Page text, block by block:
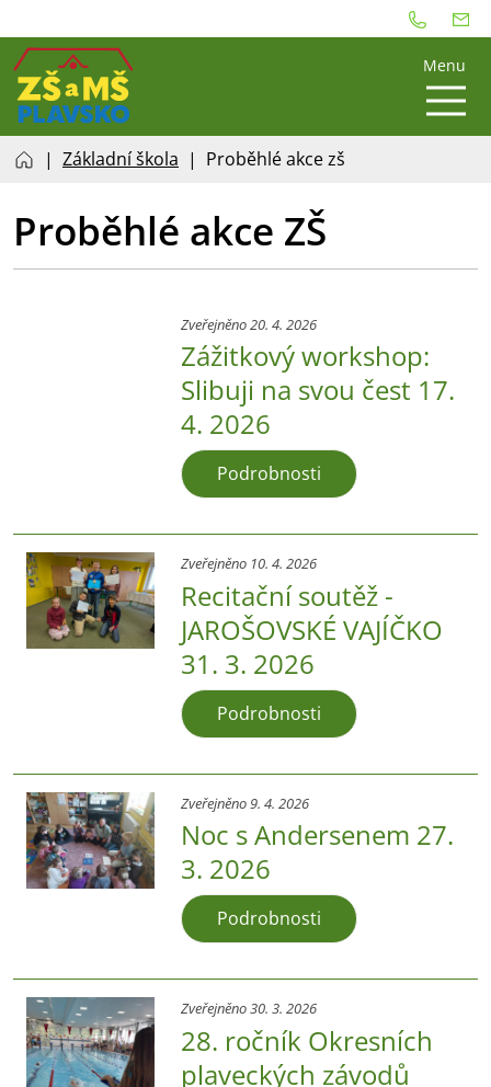
Menu
Základní škola Proběhlé akce zš
Proběhlé akce ZŠ
Zveřejněno 20. 4. 2026
Zážitkový workshop:
Slibuji na svou čest 17.
4. 2026
Podrobnosti
Zveřejněno 10. 4. 2026
Recitační soutěž -
JAROŠOVSKÉ VAJÍČKO
31. 3. 2026
Podrobnosti
Zveřejněno 9. 4. 2026
Noc s Andersenem 27.
3. 2026
Podrobnosti
Zveřejněno 30. 3. 2026
28. ročník Okresních
plaveckých závodů